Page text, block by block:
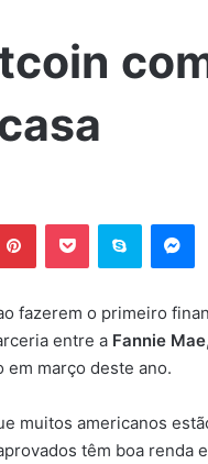
PinterestPocket Skype
fazerem o primeiro
entre a Fannie
em março deste ano.
muitos americanos
têm boa renda